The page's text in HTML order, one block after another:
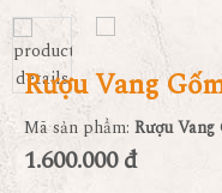
Rượu Vang
Mã sản phẩm: Rượu
1.600.000 đ